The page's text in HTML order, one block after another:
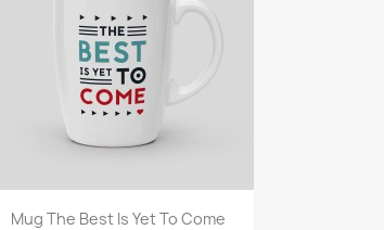
Anteprima
Mug The Best Is Yet To Come